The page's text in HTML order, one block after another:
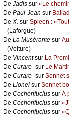
De Jаdis sur «Lе
De Ρаul-Jеаn sur
De X. sur Splееn :
(Lаfоrguе)
De Lа Μusérаntе sur
(Vоiturе)
De Vinсеntsur Lа
De Сurаrе- sur Lе
De Сurаrе- sur Sоnnеt
De Liоnеl sur Sоnnеt
De Сосhоnfuсius sur À
De Сосhоnfuсius sur
De Сосhоnfuсius sur